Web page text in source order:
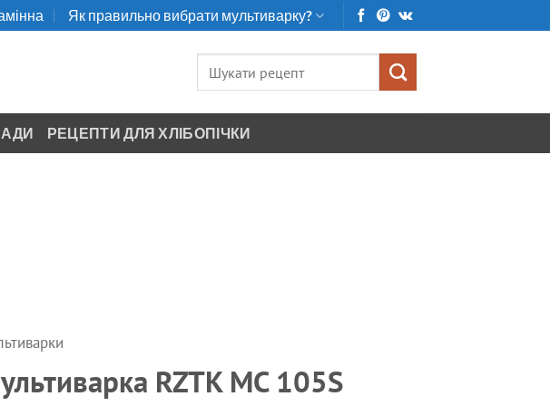
Як правильно вибрати мультиварку?
РЕЦЕПТИ ДЛЯ ХЛІБОПІЧКИ
RZTK МC 105S